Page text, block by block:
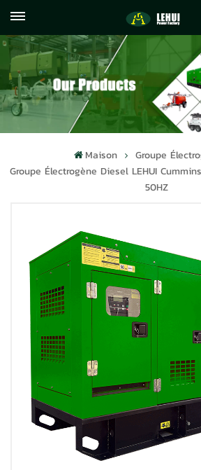
059122071372
Maison
Groupe
Groupe Électrogène Diesel LEHUI
50HZ